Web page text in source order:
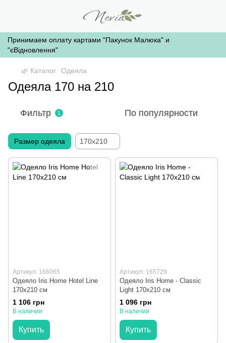
Принимаем оплату картами "Пакунок Малюка" и
"єВідновлення"
🌿 Каталог Одеяла
Одеяла 170 на 210
Фильтр 1 По популярности
Размер одеяла 170x210
Артикул: 166065
Одеяло Iris Home Hotel Line
170х210 см
1 106 грн
В наличии
Купить
Артикул: 165729
Одеяло Iris Home - Classic
Light 170x210 см
1 096 грн
В наличии
Купить